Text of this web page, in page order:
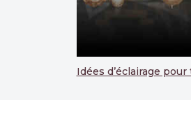
Idées d’éclairage